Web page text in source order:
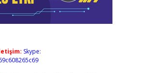
Skype: